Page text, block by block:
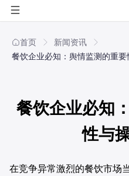
首页
概览
自然机器人
首页
新闻资讯
餐饮企业必知：舆情监测的重
餐饮企业必知
性与
在竞争异常激烈的餐饮市场